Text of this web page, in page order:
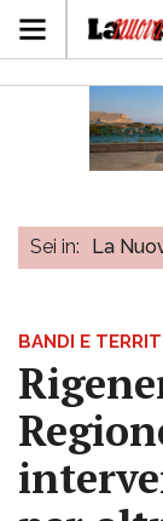
Sei in: La
BANDI E